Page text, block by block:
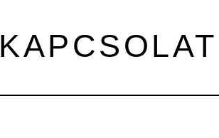
KAPCSOLAT